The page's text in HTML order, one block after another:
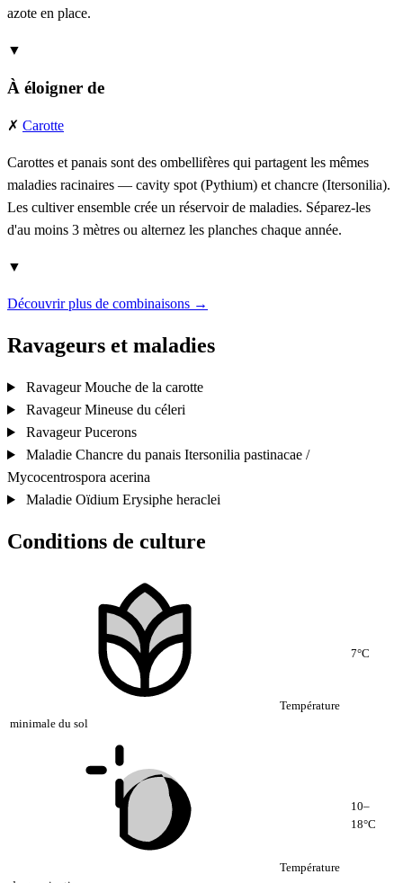
azote en place.
▼
À éloigner de
✗ Carotte
Carottes et panais sont des ombellifères qui partagent les mêmes
maladies racinaires — cavity spot (Pythium) et chancre (Itersonilia).
Les cultiver ensemble crée un réservoir de maladies. Séparez-les
d'au moins 3 mètres ou alternez les planches chaque année.
▼
Découvrir plus de combinaisons →
Ravageurs et maladies
RavageurMouche de la carotte
RavageurMineuse du céleri
RavageurPucerons
Maladie Chancre du panais Itersonilia pastinacae /
Mycocentrospora acerina
Maladie Oïdium Erysiphe heraclei
Conditions de culture
Température
minimale du sol
7°C
Température
10–
18°C